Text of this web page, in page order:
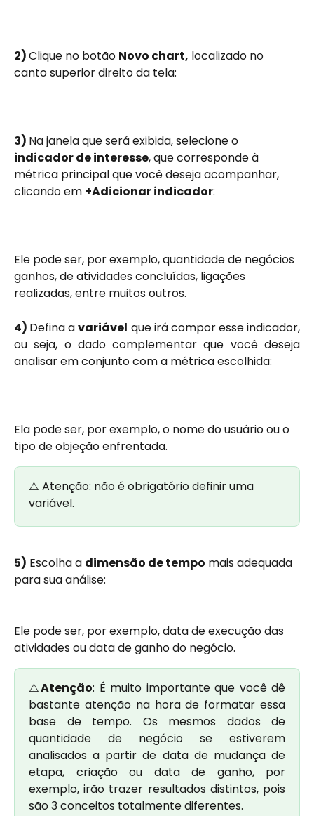
2) Clique no botão Novo chart, localizado no
canto superior direito da tela:
3) Na janela que será exibida, selecione o
indicador de interesse, que corresponde à
métrica principal que você deseja acompanhar,
clicando em +Adicionar indicador:
Ele pode ser, por exemplo, quantidade de negócios
ganhos, de atividades concluídas, ligações
realizadas, entre muitos outros.
4) Defina avariável que irá compor esse indicador,
ou seja, o dado complementar que você deseja
analisar em conjunto com a métrica escolhida:
Ela pode ser, por exemplo, o nome do usuário ou o
tipo de objeção enfrentada.
⚠️ Atenção: não é obrigatório definir uma
variável.
5) Escolha a dimensão de tempo mais adequada
para sua análise:
Ele pode ser, por exemplo, data de execução das
atividades ou data de ganho do negócio.
⚠️Atenção: É muito importante que você dê
bastante atenção na hora de formatar essa
base de tempo. Os mesmos dados de
quantidade de negócio se estiverem
analisados a partir de data de mudança de
etapa, criação ou data de ganho, por
exemplo, irão trazer resultados distintos, pois
são 3 conceitos totalmente diferentes.